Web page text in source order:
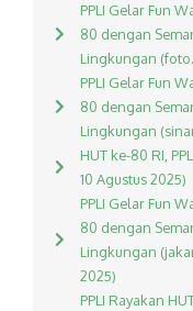
PPLI Gelar Fun
80 dengan
Lingkungan
PPLI Gelar Fun
80 dengan
Lingkungan
HUT ke-80 RI,
10 Agustus 2025)
PPLI Gelar Fun
80 dengan
Lingkungan
2025)
PPLI Rayakan